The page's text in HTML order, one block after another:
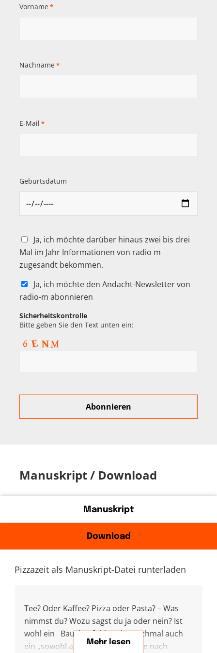
Vorname *
Nachname *
E-Mail *
Geburtsdatum
Ja, ich möchte darüber hinaus zwei bis drei
Mal im Jahr Informationen von radio m
zugesandt bekommen.
Ja, ich möchte den Andacht-Newsletter von
radio-m abonnieren
Sicherheitskontrolle
Bitte geben Sie den Text unten ein:
Manuskript / Download
Manuskript
Download
Pizzazeit als Manuskript-Datei runterladen
Tee? Oder Kaffee? Pizza oder Pasta? – Was
nimmst du? Wozu sagst du ja oder nein? Ist
wohl ein Bauchgefühl und manchmal auch
ein „sowohl als auch“, praktisch je nach
Mehr lesen